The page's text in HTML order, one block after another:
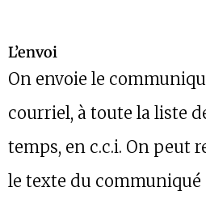
L’envoi
On envoie le
courriel, à toute la liste
temps, en c.c.i. On peut
le texte du communiqué